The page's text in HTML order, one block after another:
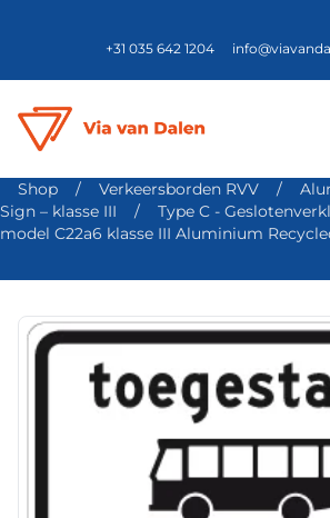
+31 035 642 1204
Shop / Verkeersborden RVV /
Sign – klasse III
/ Type C -
model C22a6 klasse III Aluminium